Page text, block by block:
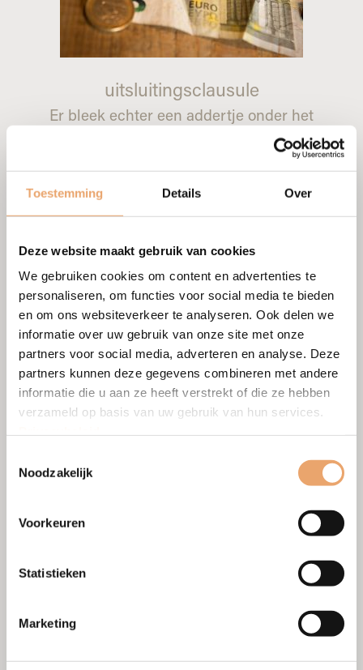
Toestemming Details Over
Deze website maakt gebruik van cookies
We gebruiken cookies om content en advertenties te
personaliseren, om functies voor social media te bieden
en om ons websiteverkeer te analyseren. Ook delen we
informatie over uw gebruik van onze site met onze
partners voor social media, adverteren en analyse. Deze
partners kunnen deze gegevens combineren met andere
informatie die u aan ze heeft verstrekt of die ze hebben
verzameld op basis van uw gebruik van hun services.
Noodzakelijk
Voorkeuren
Statistieken
Marketing
uitsluitingsclausule
Er bleek echter een addertje onder het
De ouders van de vrouw hadden in hun
testament een uitsluitingsclausule laten
kan maken op de erfenis van de vrouw.
Het erfdeel van de vrouw blijft dus
volledig bij haar.
Dit terwijl de man zijn erfenis zal moeten
delen omdat deze wel in de gemeenschap
van goederen valt.
Van redelijke scheiding naar
vechtscheiding
zoals zij het zelf hadden bedacht maar zo
Het evenwicht tussen de echtelieden
raakt dusdanig verstoord dat de mediator
Twee advocaten komen er voor in de
Wederzijdse brieven, dwangbevelen en